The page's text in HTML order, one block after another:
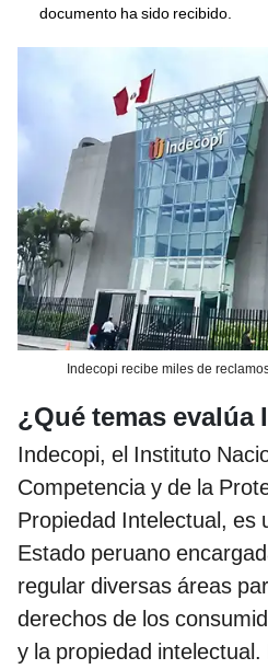
documento ha sido recibido.
Indecopi recibe miles de
¿Qué temas evalúa
Indecopi, el Instituto
Competencia y de la
Propiedad Intelectual, es
Estado peruano
regular diversas áreas
derechos de los
y la propiedad